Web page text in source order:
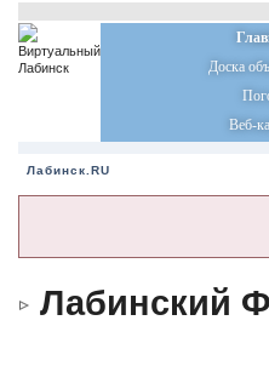
Доска
Веб-
Лабинск.RU
Лабинский